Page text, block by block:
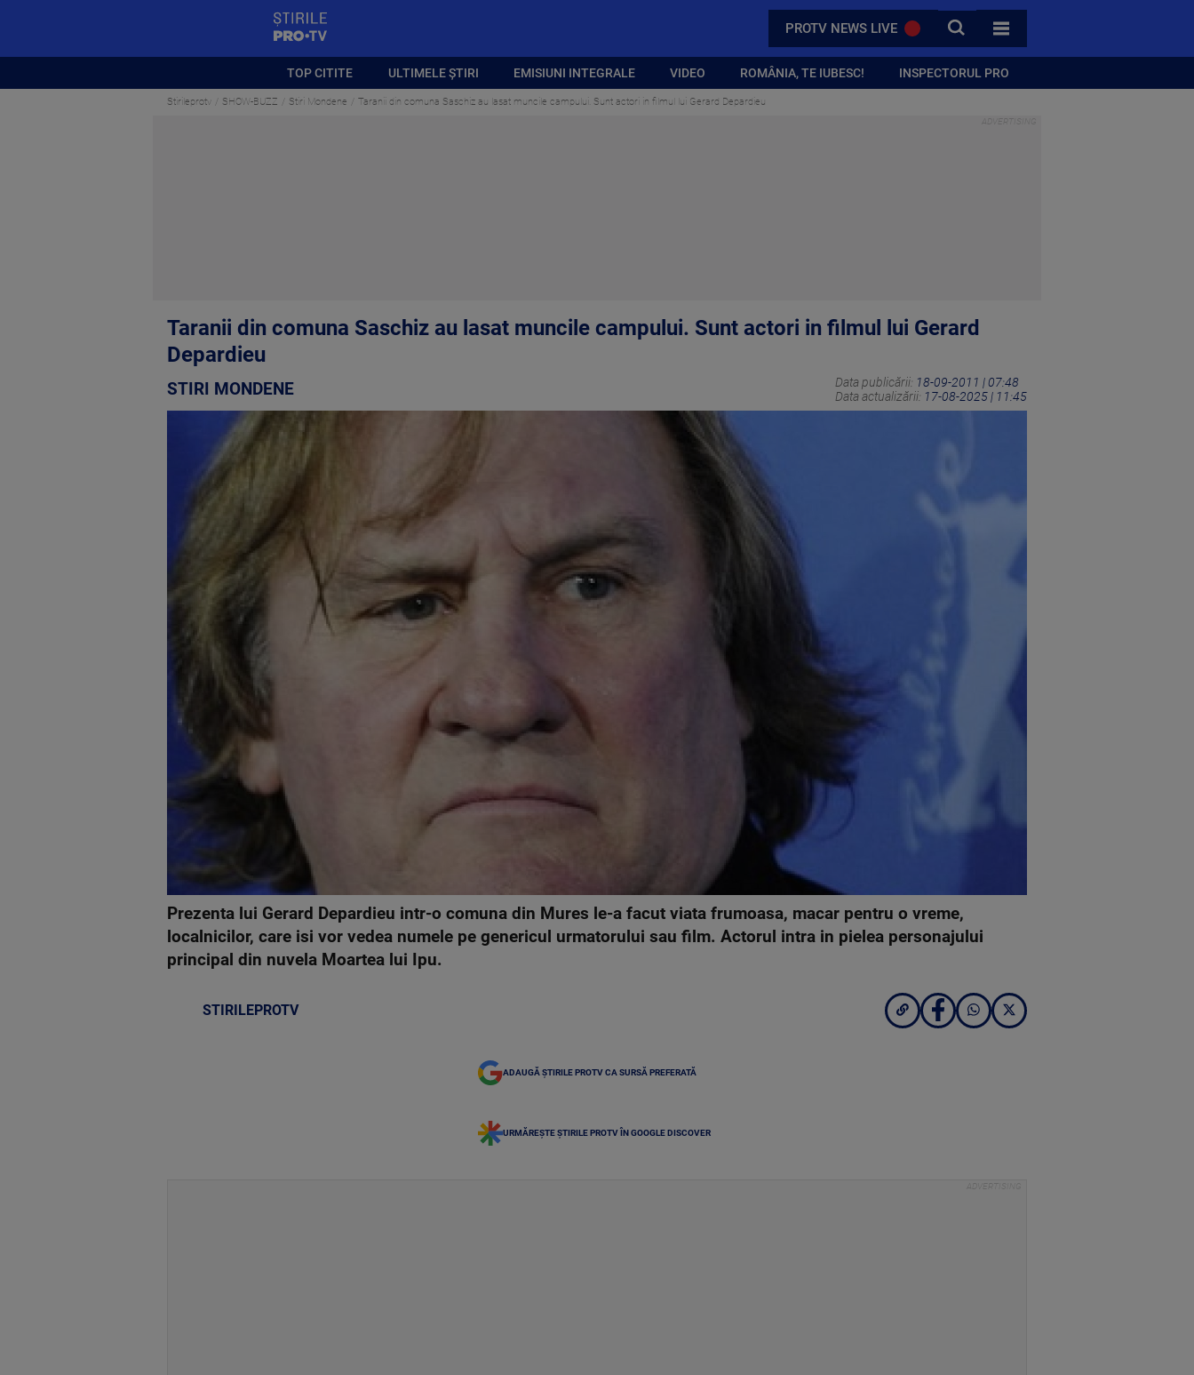
PROTV NEWS LIVE CAUTA
TOATE CATEGORIILE
TOP CITITE ULTIMELE ȘTIRI EMISIUNI INTEGRALE VIDEO ROMÂNIA, TE IUBESC! INSPECTORUL PRO
Stirileprotv SHOW-BUZZ Stiri Mondene Taranii din comuna Saschiz au lasat muncile campului. Sunt actori in filmul lui Gerard Depardieu
Taranii din comuna Saschiz au lasat muncile campului. Sunt actori in filmul lui Gerard
Depardieu
STIRI MONDENE Data publicării: 18-09-2011 | 07:48
Data actualizării: 17-08-2025 | 11:45
Prezenta lui Gerard Depardieu intr-o comuna din Mures le-a facut viata frumoasa, macar pentru o vreme,
localnicilor, care isi vor vedea numele pe genericul urmatorului sau film. Actorul intra in pielea personajului
principal din nuvela Moartea lui Ipu.
STIRILEPROTV
ADAUGĂ ȘTIRILE PROTV CA SURSĂ PREFERATĂ
URMĂREȘTE ȘTIRILE PROTV ÎN GOOGLE DISCOVER